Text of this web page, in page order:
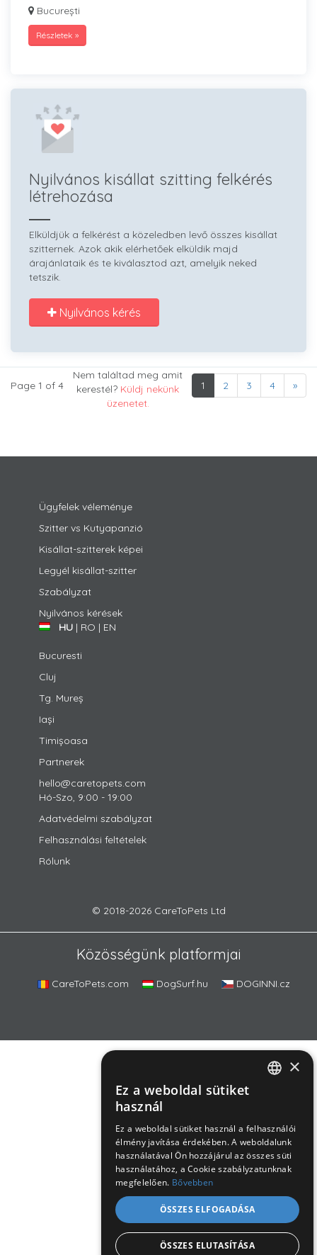
București
Részletek »
Nyilvános kisállat szitting felkérés
létrehozása
Elküldjük a felkérést a közeledben levő összes kisállat
szitternek. Azok akik elérhetőek elküldik majd
árajánlataik és te kiválasztod azt, amelyik neked
tetszik.
Nyilvános kérés
Page 1 of 4 1 2 3 4 »
Nem találtad meg amit
kerestél? Küldj nekünk
üzenetet.
Ügyfelek véleménye
Szitter vs Kutyapanzió
Kisállat-szitterek képei
Legyél kisállat-szitter
Szabályzat
Nyilvános kérések
HU | RO | EN
Bucuresti
Cluj
Tg. Mureș
Iași
Timișoasa
Partnerek
hello@caretopets.com
Hó-Szo, 9:00 - 19:00
Adatvédelmi szabályzat
Felhasználási feltételek
Rólunk
© 2018-2026 CareToPets Ltd
Közösségünk platformjai
CareToPets.com DogSurf.hu DOGINNI.cz
HUNGARIAN
×
Ez a weboldal sütiket
használ
Ez a weboldal sütiket használ a felhasználói
élmény javítása érdekében. A weboldalunk
használatával Ön hozzájárul az összes süti
használatához, a Cookie szabályzatunknak
megfelelően. Bővebben
ÖSSZES ELFOGADÁSA
ÖSSZES ELUTASÍTÁSA